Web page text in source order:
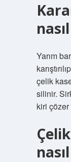
Yarım
çelik
silinir.
kiri